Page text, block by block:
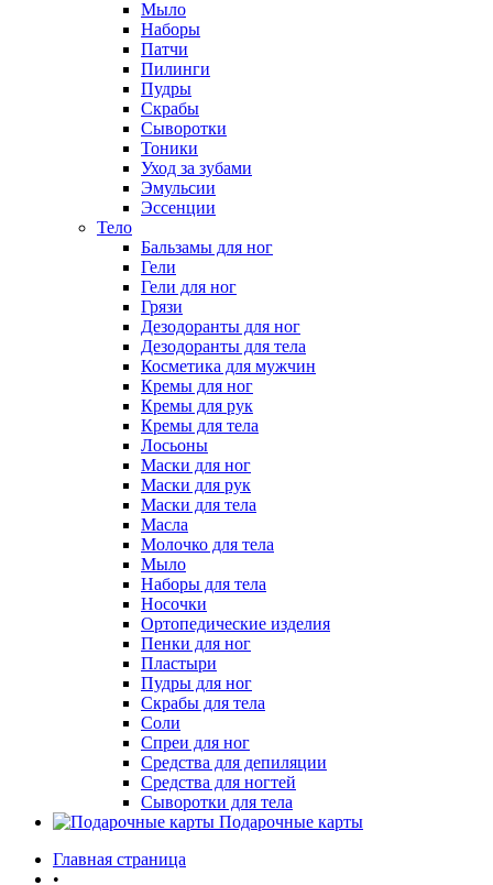
Мыло
Наборы
Патчи
Пилинги
Пудры
Скрабы
Сыворотки
Тоники
Уход за зубами
Эмульсии
Эссенции
Тело
Бальзамы для ног
Гели
Гели для ног
Грязи
Дезодоранты для ног
Дезодоранты для тела
Косметика для мужчин
Кремы для ног
Кремы для рук
Кремы для тела
Лосьоны
Маски для ног
Маски для рук
Маски для тела
Масла
Молочко для тела
Мыло
Наборы для тела
Носочки
Ортопедические изделия
Пенки для ног
Пластыри
Пудры для ног
Скрабы для тела
Соли
Спреи для ног
Средства для депиляции
Средства для ногтей
Сыворотки для тела
Подарочные карты
Главная страница
•